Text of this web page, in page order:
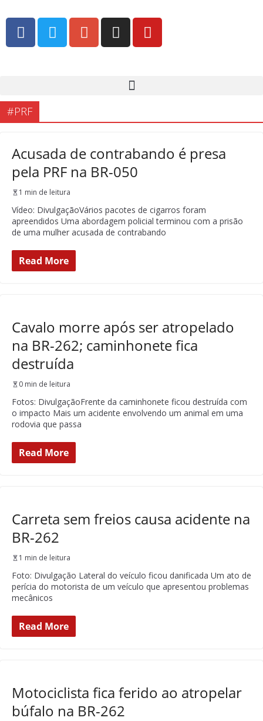
#PRF
Acusada de contrabando é presa
pela PRF na BR-050
1 min de leitura
Vídeo: DivulgaçãoVários pacotes de cigarros foram
apreendidos Uma abordagem policial terminou com a prisão
de uma mulher acusada de contrabando
Read More
Cavalo morre após ser atropelado
na BR-262; caminhonete fica
destruída
0 min de leitura
Fotos: DivulgaçãoFrente da caminhonete ficou destruída com
o impacto Mais um acidente envolvendo um animal em uma
rodovia que passa
Read More
Carreta sem freios causa acidente na
BR-262
1 min de leitura
Foto: Divulgação Lateral do veículo ficou danificada Um ato de
perícia do motorista de um veículo que apresentou problemas
mecânicos
Read More
Motociclista fica ferido ao atropelar
búfalo na BR-262